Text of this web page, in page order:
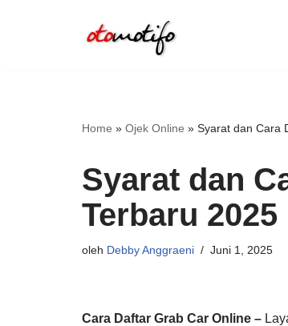
Home » Ojek Online » Syarat dan Cara
Syarat dan
Terbaru 2025
oleh Debby Anggraeni Juni 1, 2025
Cara Daftar Grab Car Online –